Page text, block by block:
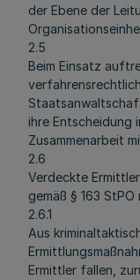
der Ebene der
2.5
Beim Einsatz
ihre Entscheidung
Zusammenarbeit
2.6
Verdeckte
gemäß § 163
2.6.1
Aus
Ermittler fallen,